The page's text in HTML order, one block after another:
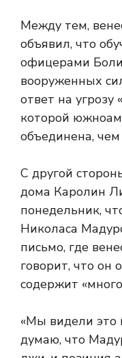
Между тем,
объявил, что
офицерами
вооруженных
ответ на
которой
объединена, чем
С другой
дома Каролин
понедельник,
Николаса
письмо, где
говорит, что он
содержит
«Мы видели это
думаю, что